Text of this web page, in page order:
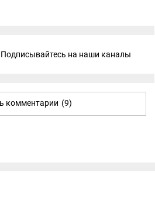
Подписывайтесь на наши каналы
комментарии (9)